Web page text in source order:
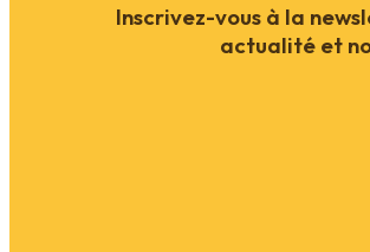
Inscrivez-vous à la
actualité et